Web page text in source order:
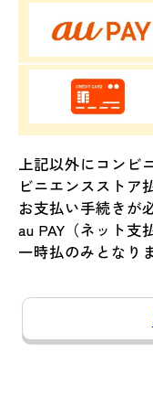
上記以外にコンビ
ビニエンスストア
お支払い手続きが
au PAY（ネット支
一時払のみとなり